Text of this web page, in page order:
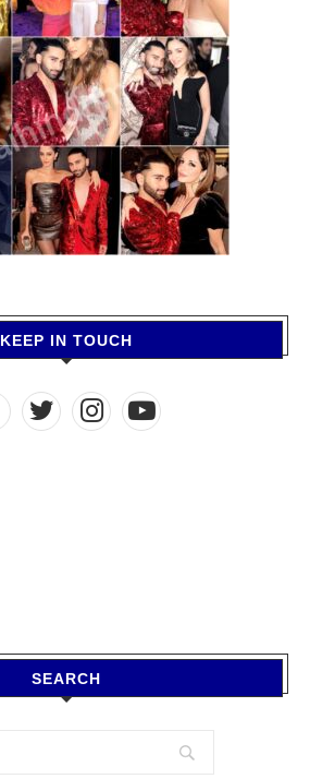
KEEP IN TOUCH
SEARCH